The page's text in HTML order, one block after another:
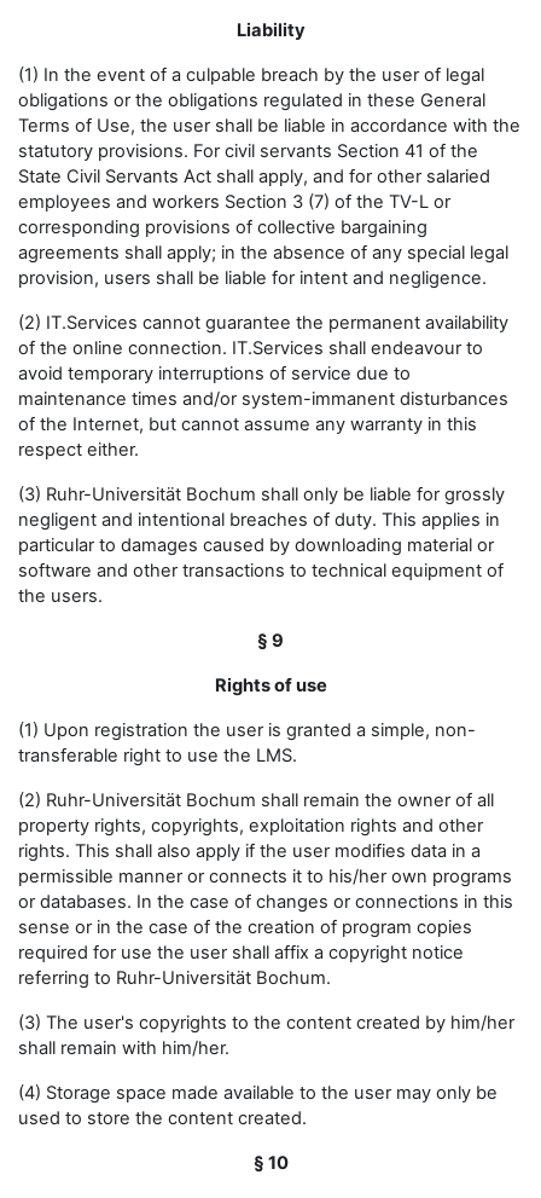
Liability
(1) In the event of a culpable breach by the user of legal
obligations or the obligations regulated in these General
Terms of Use, the user shall be liable in accordance with the
statutory provisions. For civil servants Section 41 of the
State Civil Servants Act shall apply, and for other salaried
employees and workers Section 3 (7) of the TV-L or
corresponding provisions of collective bargaining
agreements shall apply; in the absence of any special legal
provision, users shall be liable for intent and negligence.
(2) IT.Services cannot guarantee the permanent availability
of the online connection. IT.Services shall endeavour to
avoid temporary interruptions of service due to
maintenance times and/or system-immanent disturbances
of the Internet, but cannot assume any warranty in this
respect either.
(3) Ruhr-Universität Bochum shall only be liable for grossly
negligent and intentional breaches of duty. This applies in
particular to damages caused by downloading material or
software and other transactions to technical equipment of
the users.
§ 9
Rights of use
(1) Upon registration the user is granted a simple, non-
transferable right to use the LMS.
(2) Ruhr-Universität Bochum shall remain the owner of all
property rights, copyrights, exploitation rights and other
rights. This shall also apply if the user modifies data in a
permissible manner or connects it to his/her own programs
or databases. In the case of changes or connections in this
sense or in the case of the creation of program copies
required for use the user shall affix a copyright notice
referring to Ruhr-Universität Bochum.
(3) The user's copyrights to the content created by him/her
shall remain with him/her.
(4) Storage space made available to the user may only be
used to store the content created.
§ 10